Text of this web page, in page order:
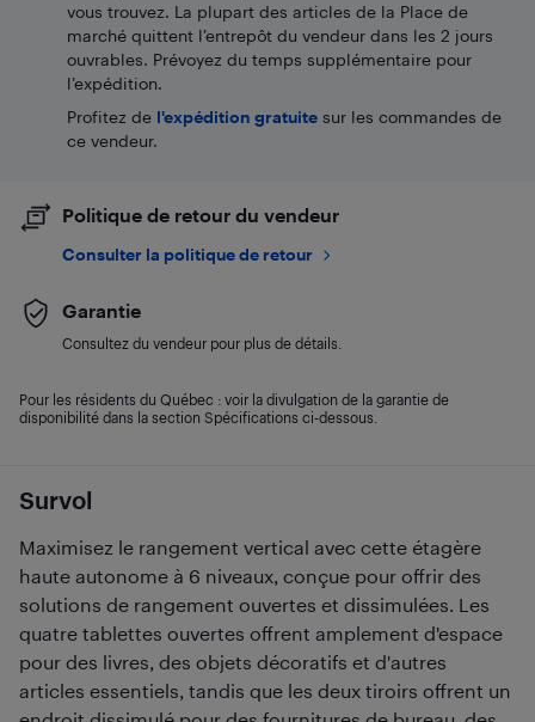
Survol
Maximisez le rangement vertical avec cette étagère
haute autonome à 6 niveaux, conçue pour offrir des
solutions de rangement ouvertes et dissimulées. Les
quatre tablettes ouvertes offrent amplement d'espace
pour des livres, des objets décoratifs et d'autres
articles essentiels, tandis que les deux tiroirs offrent un
vous trouvez. La plupart des articles de la Place de
marché quittent l’entrepôt du vendeur dans les 2 jours
ouvrables. Prévoyez du temps supplémentaire pour
l’expédition.
Profitez de l'expédition gratuite sur les commandes de
ce vendeur.
Politique de retour du vendeur
Consulter la politique de retour
Garantie
Consultez du vendeur pour plus de détails.
Pour les résidents du Québec : voir la divulgation de la garantie de
disponibilité dans la section Spécifications ci-dessous.